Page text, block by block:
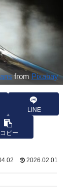
from Pixabay
LINE
コピー
2026.02.01